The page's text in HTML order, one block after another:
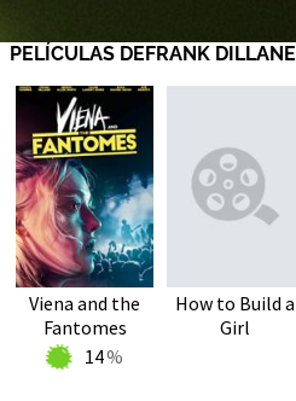
PELÍCULAS DEFRANK DILLANE
Viena and the
Fantomes
14
How to Build a
Girl